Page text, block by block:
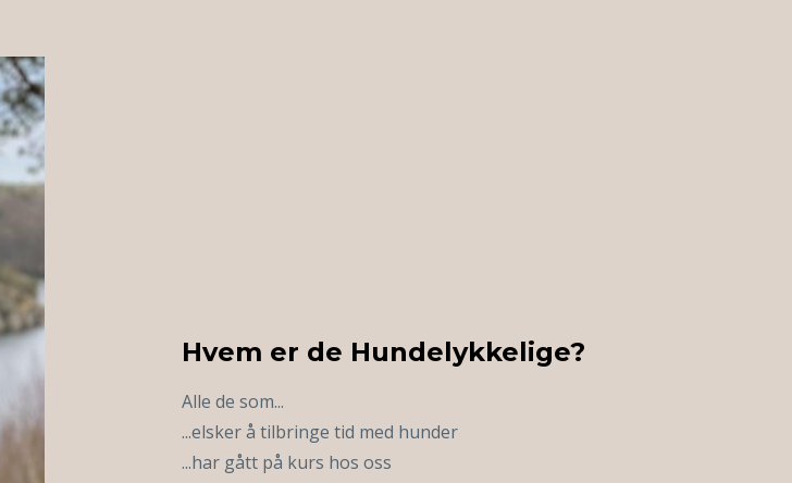
Hvem er de Hundelykkelige?
Alle de som...
...elsker å tilbringe tid med hunder
...har gått på kurs hos oss